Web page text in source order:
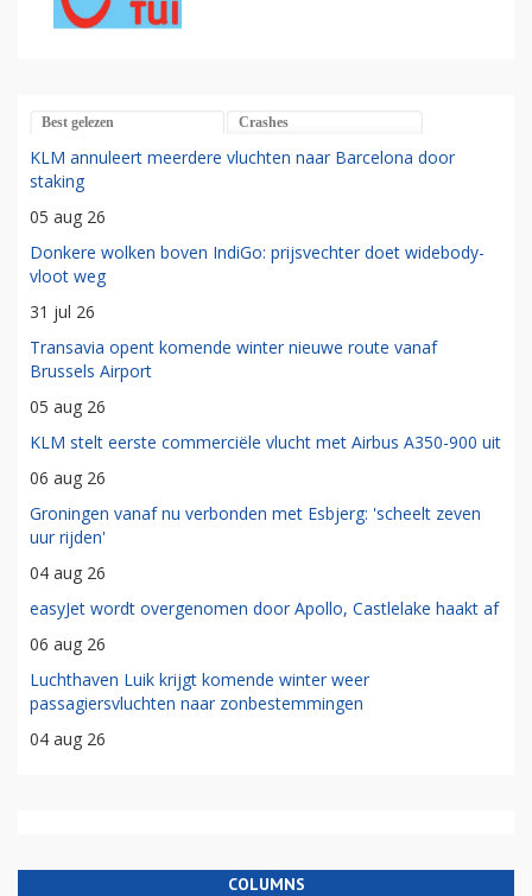
Best gelezen Crashes
KLM annuleert meerdere vluchten naar Barcelona door
staking
05 aug 26
Donkere wolken boven IndiGo: prijsvechter doet widebody-
vloot weg
31 jul 26
Transavia opent komende winter nieuwe route vanaf
Brussels Airport
05 aug 26
KLM stelt eerste commerciële vlucht met Airbus A350-900 uit
06 aug 26
Groningen vanaf nu verbonden met Esbjerg: 'scheelt zeven
uur rijden'
04 aug 26
easyJet wordt overgenomen door Apollo, Castlelake haakt af
06 aug 26
Luchthaven Luik krijgt komende winter weer
passagiersvluchten naar zonbestemmingen
04 aug 26
COLUMNS